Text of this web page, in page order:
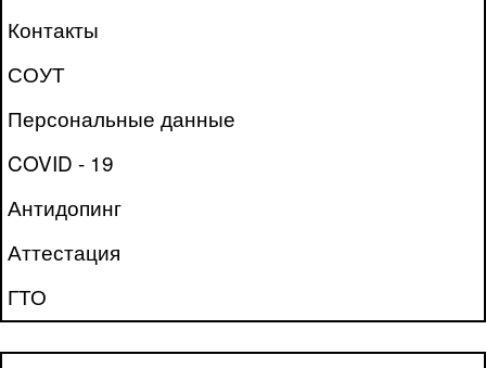
Контакты
СОУТ
Персональные данные
COVID - 19
Антидопинг
Аттестация
ГТО